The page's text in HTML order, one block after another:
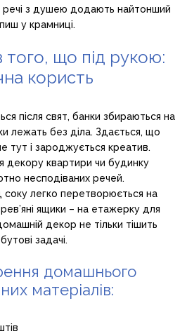
речі з душею додають найтонший
у крамниці.
того, що під рукою:
користь
після свят, банки збираються на
лежать без діла. Здається, що
тут і зароджується креатив.
декору квартири чи будинку
несподіваних речей.
соку легко перетворюється на
ящики – на етажерку для
декор не тільки тішить
задачі.
домашнього
матеріалів: